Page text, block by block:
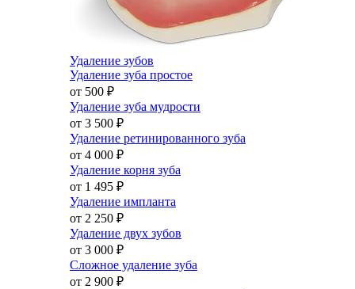
Удаление зубов
Удаление зуба простое
от 500 ₽
Удаление зуба мудрости
от 3 500 ₽
Удаление ретинированного зуба
от 4 000 ₽
Удаление корня зуба
от 1 495 ₽
Удаление импланта
от 2 250 ₽
Удаление двух зубов
от 3 000 ₽
Сложное удаление зуба
от 2 900 ₽